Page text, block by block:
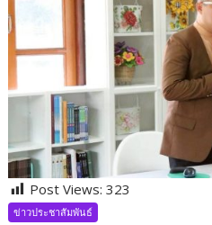
Post Views: 323
ข่าวประชาสัมพันธ์